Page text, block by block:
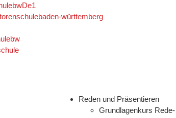
württemberg
Reden und Präsentieren
Grundlagenkurs